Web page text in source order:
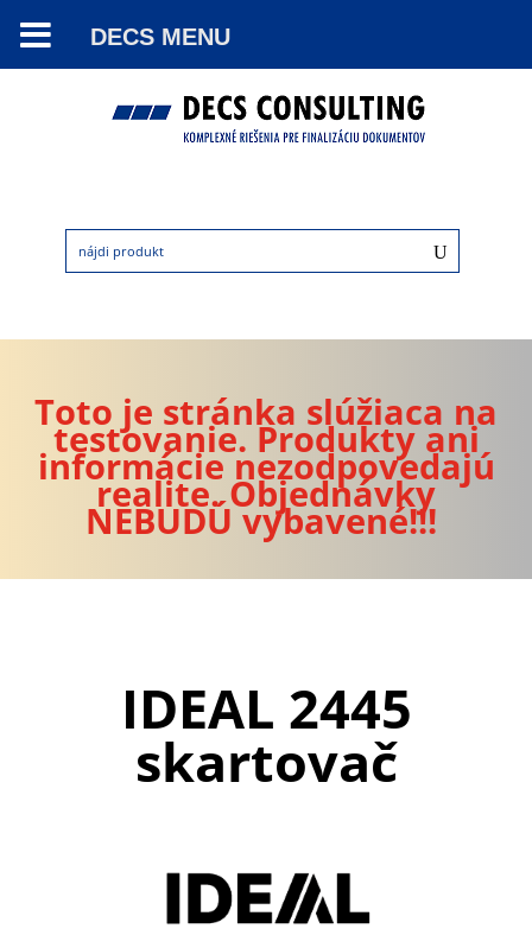
Toto je stránka slúžiaca na
testovanie. Produkty ani
informácie nezodpovedajú
realite. Objednávky
NEBUDÚ vybavené!!!
IDEAL 2445
skartovač
DECS MENU